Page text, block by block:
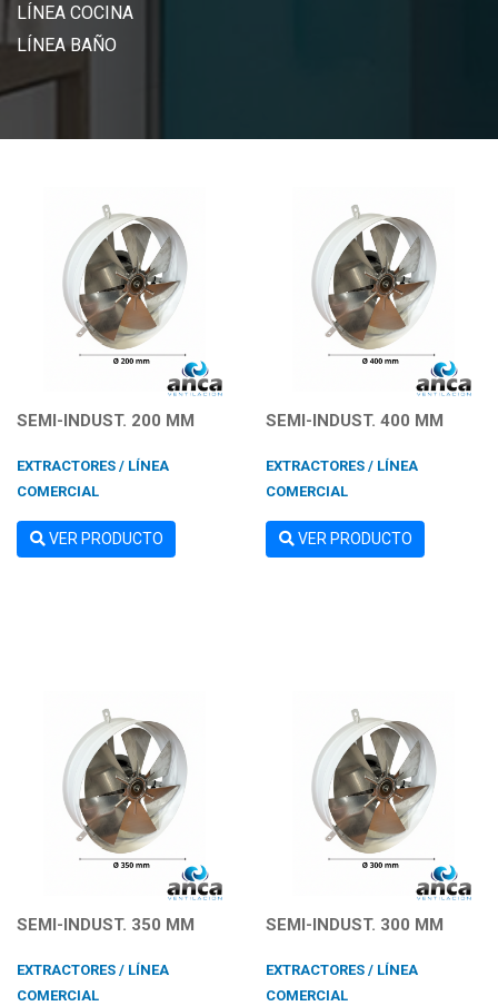
LÍNEA COCINA
LÍNEA BAÑO
SEMI-INDUST. 200 MM
EXTRACTORES / LÍNEA
COMERCIAL
VER PRODUCTO
SEMI-INDUST. 400 MM
EXTRACTORES / LÍNEA
COMERCIAL
VER PRODUCTO
SEMI-INDUST. 350 MM
EXTRACTORES / LÍNEA
COMERCIAL
SEMI-INDUST. 300 MM
EXTRACTORES / LÍNEA
COMERCIAL